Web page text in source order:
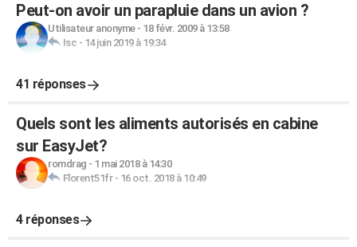
Peut-on avoir un parapluie dans un avion ?
Utilisateur anonyme- 18 févr. 2009 à 13:58
Isc - 14 juin 2019 à 19:34
41 réponses
Quels sont les aliments autorisés en cabine
sur EasyJet?
romdrag - 1 mai 2018 à 14:30
Florent51fr- 16 oct. 2018 à 10:49
4 réponses